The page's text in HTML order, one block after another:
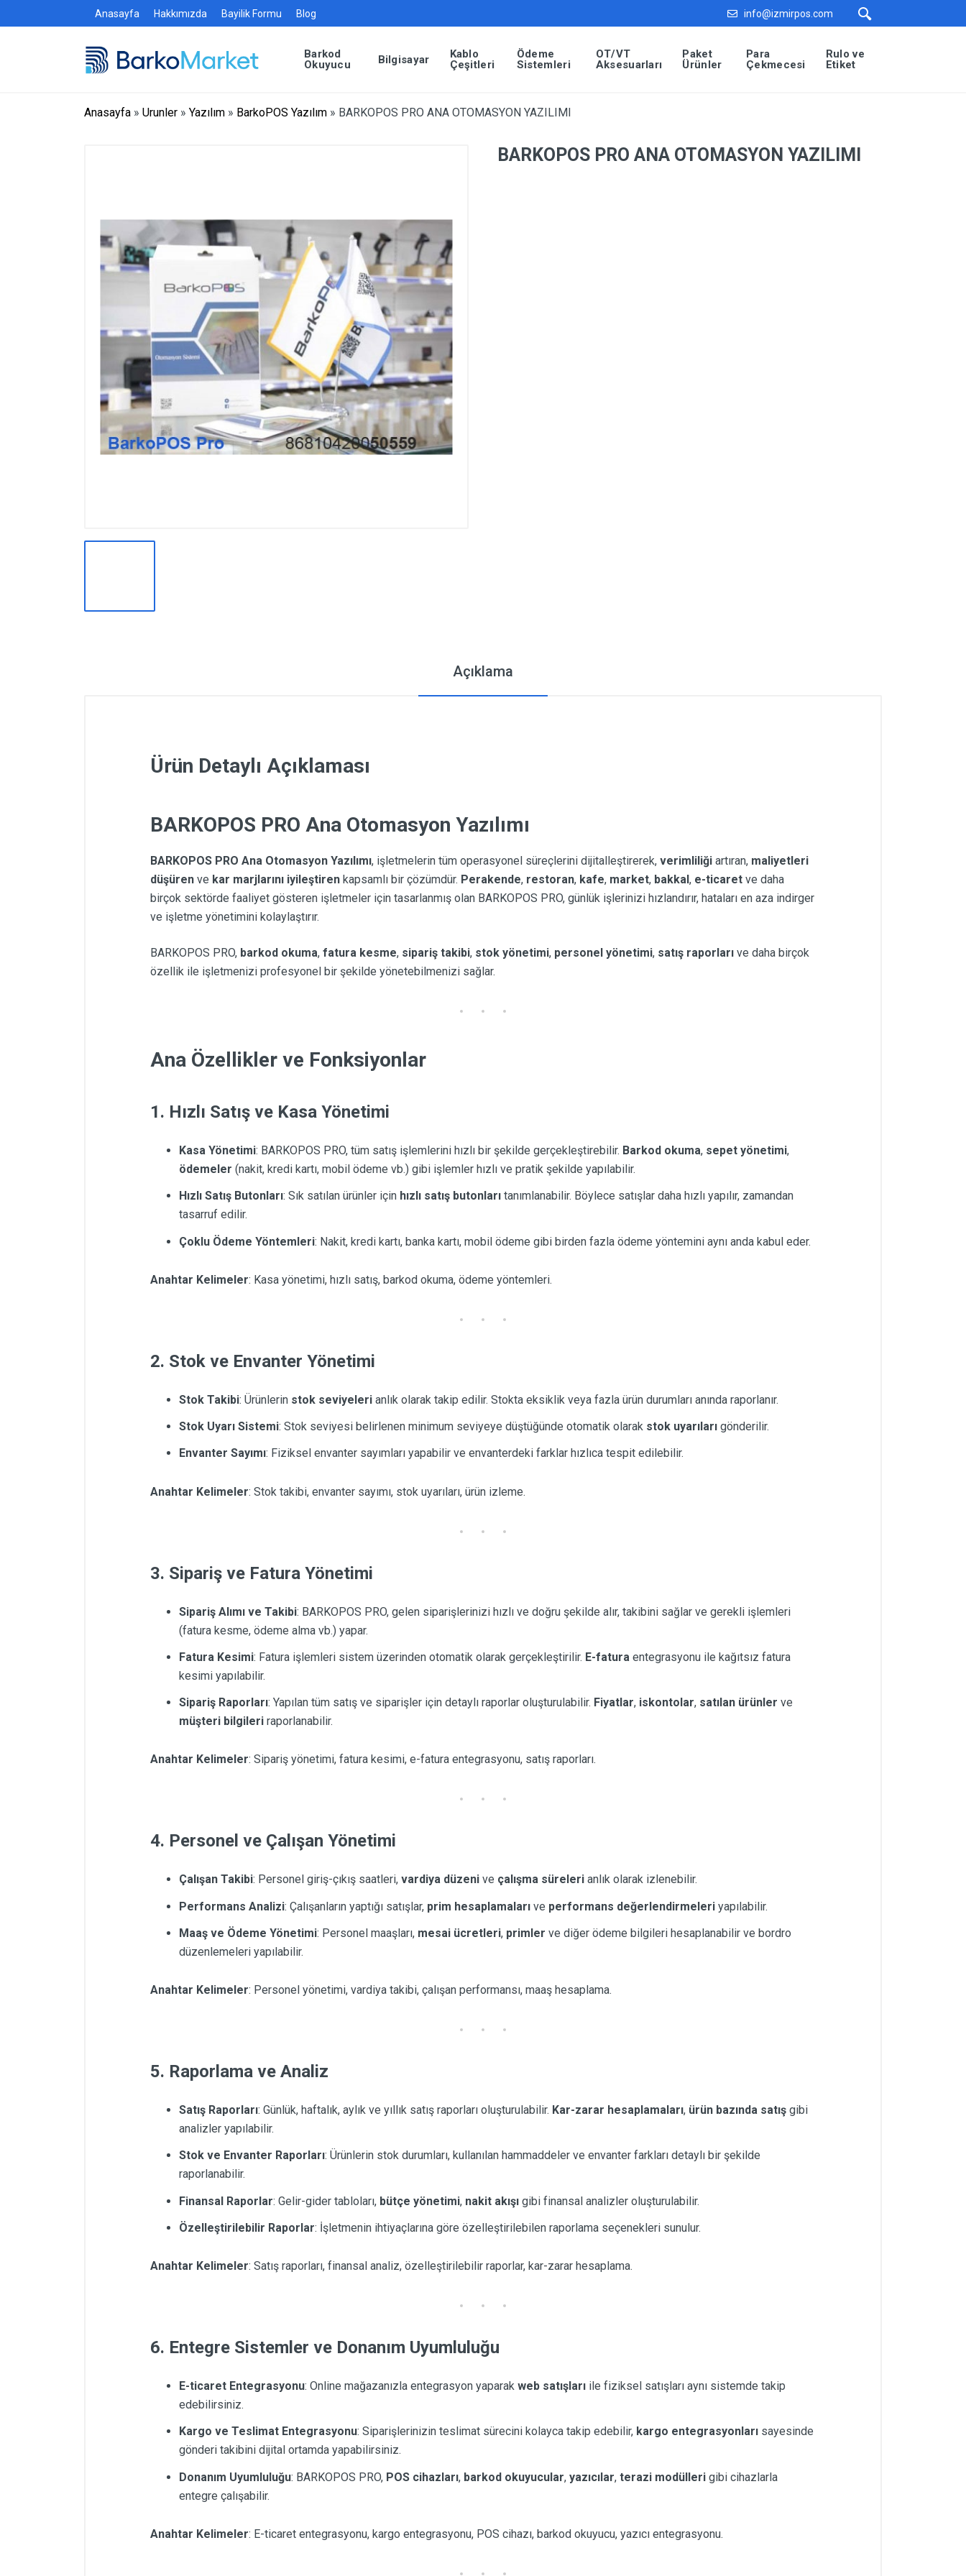
Anasayfa Hakkımızda Bayilik Formu Blog info@izmirpos.com
Barkod
Okuyucu
Bilgisayar
Kablo
Çeşitleri
Ödeme
Sistemleri
OT/VT
Aksesuarları
Paket
Ürünler
Para
Çekmecesi
Rulo ve
Etiket
Anasayfa » Urunler » Yazılım » BarkoPOS Yazılım » BARKOPOS PRO ANA OTOMASYON YAZILIMI
BARKOPOS PRO ANA OTOMASYON YAZILIMI
Açıklama
Ürün Detaylı Açıklaması
BARKOPOS PRO Ana Otomasyon Yazılımı
BARKOPOS PRO Ana Otomasyon Yazılımı, işletmelerin tüm operasyonel süreçlerini dijitalleştirerek, verimliliği artıran, maliyetleri
düşüren ve kar marjlarını iyileştiren kapsamlı bir çözümdür. Perakende, restoran, kafe, market, bakkal, e-ticaret ve daha
birçok sektörde faaliyet gösteren işletmeler için tasarlanmış olan BARKOPOS PRO, günlük işlerinizi hızlandırır, hataları en aza indirger
ve işletme yönetimini kolaylaştırır.
BARKOPOS PRO, barkod okuma, fatura kesme, sipariş takibi, stok yönetimi, personel yönetimi, satış raporları ve daha birçok
özellik ile işletmenizi profesyonel bir şekilde yönetebilmenizi sağlar.
Ana Özellikler ve Fonksiyonlar
1. Hızlı Satış ve Kasa Yönetimi
Kasa Yönetimi: BARKOPOS PRO, tüm satış işlemlerini hızlı bir şekilde gerçekleştirebilir. Barkod okuma, sepet yönetimi,
ödemeler (nakit, kredi kartı, mobil ödeme vb.) gibi işlemler hızlı ve pratik şekilde yapılabilir.
Hızlı Satış Butonları: Sık satılan ürünler için hızlı satış butonları tanımlanabilir. Böylece satışlar daha hızlı yapılır, zamandan
tasarruf edilir.
Çoklu Ödeme Yöntemleri: Nakit, kredi kartı, banka kartı, mobil ödeme gibi birden fazla ödeme yöntemini aynı anda kabul eder.
Anahtar Kelimeler: Kasa yönetimi, hızlı satış, barkod okuma, ödeme yöntemleri.
2. Stok ve Envanter Yönetimi
Stok Takibi: Ürünlerin stok seviyeleri anlık olarak takip edilir. Stokta eksiklik veya fazla ürün durumları anında raporlanır.
Stok Uyarı Sistemi: Stok seviyesi belirlenen minimum seviyeye düştüğünde otomatik olarak stok uyarıları gönderilir.
Envanter Sayımı: Fiziksel envanter sayımları yapabilir ve envanterdeki farklar hızlıca tespit edilebilir.
Anahtar Kelimeler: Stok takibi, envanter sayımı, stok uyarıları, ürün izleme.
3. Sipariş ve Fatura Yönetimi
Sipariş Alımı ve Takibi: BARKOPOS PRO, gelen siparişlerinizi hızlı ve doğru şekilde alır, takibini sağlar ve gerekli işlemleri
(fatura kesme, ödeme alma vb.) yapar.
Fatura Kesimi: Fatura işlemleri sistem üzerinden otomatik olarak gerçekleştirilir. E-fatura entegrasyonu ile kağıtsız fatura
kesimi yapılabilir.
Sipariş Raporları: Yapılan tüm satış ve siparişler için detaylı raporlar oluşturulabilir. Fiyatlar, iskontolar, satılan ürünler ve
müşteri bilgileri raporlanabilir.
Anahtar Kelimeler: Sipariş yönetimi, fatura kesimi, e-fatura entegrasyonu, satış raporları.
4. Personel ve Çalışan Yönetimi
Çalışan Takibi: Personel giriş-çıkış saatleri, vardiya düzeni ve çalışma süreleri anlık olarak izlenebilir.
Performans Analizi: Çalışanların yaptığı satışlar, prim hesaplamaları ve performans değerlendirmeleri yapılabilir.
Maaş ve Ödeme Yönetimi: Personel maaşları, mesai ücretleri, primler ve diğer ödeme bilgileri hesaplanabilir ve bordro
düzenlemeleri yapılabilir.
Anahtar Kelimeler: Personel yönetimi, vardiya takibi, çalışan performansı, maaş hesaplama.
5. Raporlama ve Analiz
Satış Raporları: Günlük, haftalık, aylık ve yıllık satış raporları oluşturulabilir. Kar-zarar hesaplamaları, ürün bazında satış gibi
analizler yapılabilir.
Stok ve Envanter Raporları: Ürünlerin stok durumları, kullanılan hammaddeler ve envanter farkları detaylı bir şekilde
raporlanabilir.
Finansal Raporlar: Gelir-gider tabloları, bütçe yönetimi, nakit akışı gibi finansal analizler oluşturulabilir.
Özelleştirilebilir Raporlar: İşletmenin ihtiyaçlarına göre özelleştirilebilen raporlama seçenekleri sunulur.
Anahtar Kelimeler: Satış raporları, finansal analiz, özelleştirilebilir raporlar, kar-zarar hesaplama.
6. Entegre Sistemler ve Donanım Uyumluluğu
E-ticaret Entegrasyonu: Online mağazanızla entegrasyon yaparak web satışları ile fiziksel satışları aynı sistemde takip
edebilirsiniz.
Kargo ve Teslimat Entegrasyonu: Siparişlerinizin teslimat sürecini kolayca takip edebilir, kargo entegrasyonları sayesinde
gönderi takibini dijital ortamda yapabilirsiniz.
Donanım Uyumluluğu: BARKOPOS PRO, POS cihazları, barkod okuyucular, yazıcılar, terazi modülleri gibi cihazlarla
entegre çalışabilir.
Anahtar Kelimeler: E-ticaret entegrasyonu, kargo entegrasyonu, POS cihazı, barkod okuyucu, yazıcı entegrasyonu.